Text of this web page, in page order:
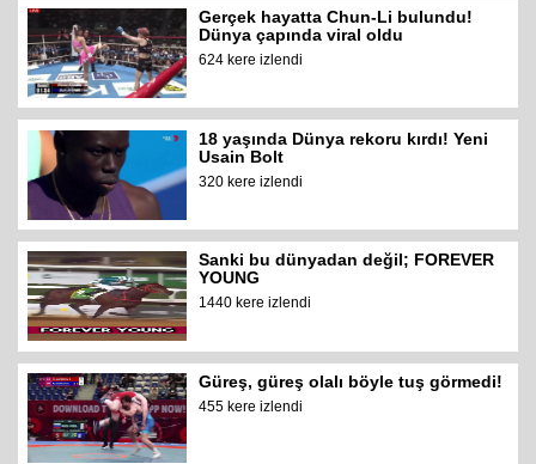
Gerçek hayatta Chun-Li bulundu!
Dünya çapında viral oldu
624 kere izlendi
18 yaşında Dünya rekoru kırdı! Yeni
Usain Bolt
320 kere izlendi
Sanki bu dünyadan değil; FOREVER
YOUNG
1440 kere izlendi
Güreş, güreş olalı böyle tuş görmedi!
455 kere izlendi